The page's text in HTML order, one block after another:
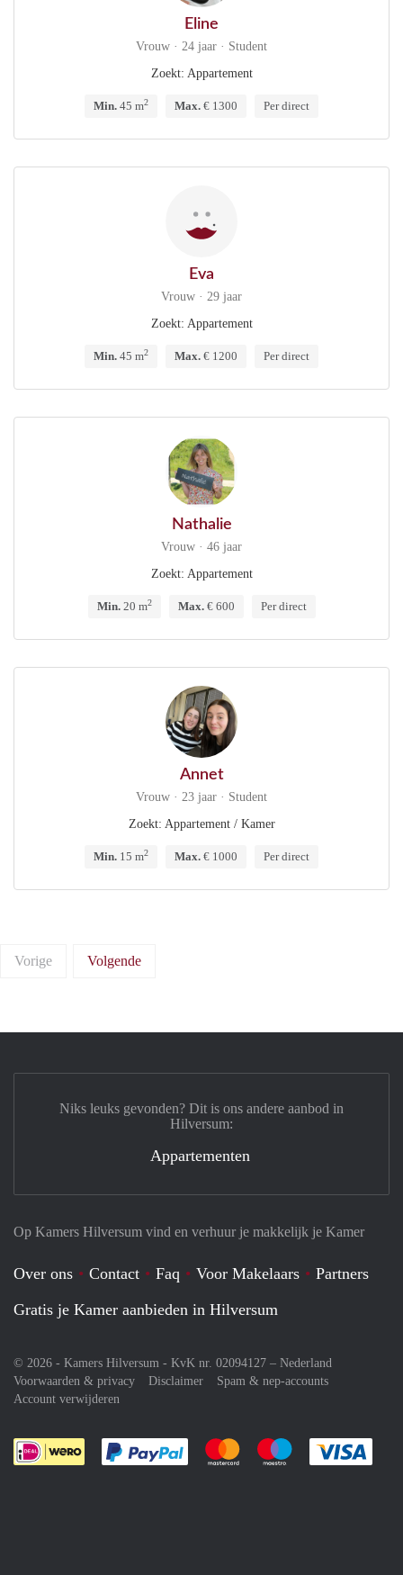
Eline
Vrouw · 24 jaar · Student
Zoekt: Appartement
Min. 45 m2 Max. € 1300 Per direct
Eva
Vrouw · 29 jaar
Zoekt: Appartement
Min. 45 m2 Max. € 1200 Per direct
Nathalie
Vrouw · 46 jaar
Zoekt: Appartement
Min.20 m2 Max.€ 600 Per direct
Annet
Vrouw · 23 jaar · Student
Zoekt: Appartement / Kamer
Min. 15 m2 Max. € 1000 Per direct
Vorige Volgende
Op Kamers Hilversum vind en verhuur je makkelijk je Kamer
Over ons Contact Faq Voor Makelaars
Partners
Gratis je Kamer aanbieden in Hilversum
© 2026 - Kamers Hilversum - KvK nr. 02094127 – Nederland
Voorwaarden & privacy
Disclaimer
Spam & nep-accounts
Account verwijderen
Je rekent gemakkelijk af met Paypal
Je rekent gemakkelijk af met
Je rekent
Niks leuks gevonden? Dit is ons andere aanbod in
Hilversum:
Appartementen